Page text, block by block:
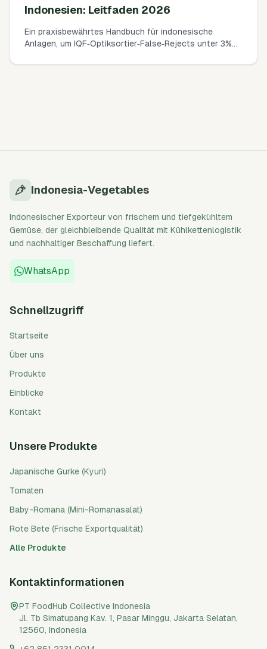
Indonesien: Leitfaden 2026
Ein praxisbewährtes Handbuch für indonesische
Anlagen, um IQF‑Optiksortier‑False‑Rejects unter 3%
und Singulation kontrolliert werden – ohne
Indonesia-Vegetables
Indonesischer Exporteur von frischem und tiefgekühltem
Gemüse, der gleichbleibende Qualität mit Kühlkettenlogistik
und nachhaltiger Beschaffung liefert.
WhatsApp
Schnellzugriff
Startseite
Über uns
Produkte
Einblicke
Kontakt
Unsere Produkte
Japanische Gurke (Kyuri)
Tomaten
Baby-Romana (Mini-Romanasalat)
Rote Bete (Frische Exportqualität)
Alle Produkte
Kontaktinformationen
PT FoodHub Collective Indonesia
Jl. Tb Simatupang Kav. 1, Pasar Minggu, Jakarta Selatan,
12560, Indonesia